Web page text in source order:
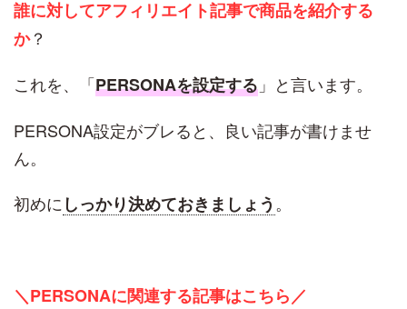
誰に対してアフィリエイト記事で商品を紹介する
か？
これを、「PERSONAを設定する 」と言います。
PERSONA設定がブレると、良い記事が書けませ
ん。
初めにしっかり決めておきましょう。
＼PERSONAに関連する記事はこちら／